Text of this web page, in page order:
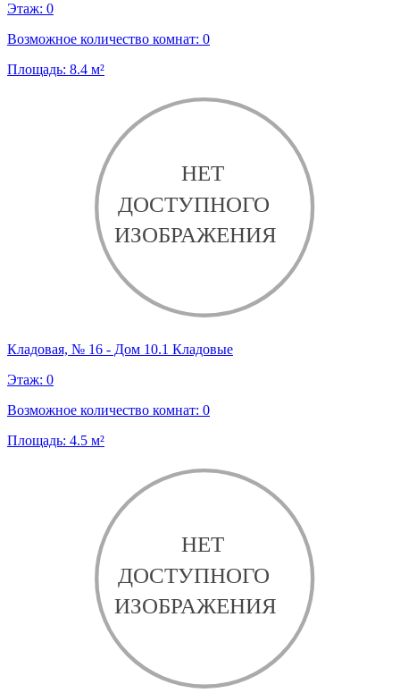
Этаж: 0
Возможное количество комнат: 0
Площадь: 8.4 м²
Кладовая, № 16 - Дом 10.1 Кладовые
Этаж: 0
Возможное количество комнат: 0
Площадь: 4.5 м²